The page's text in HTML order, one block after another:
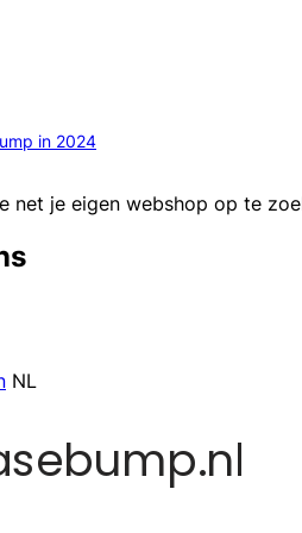
in 2024
net je eigen webshop op te
NL